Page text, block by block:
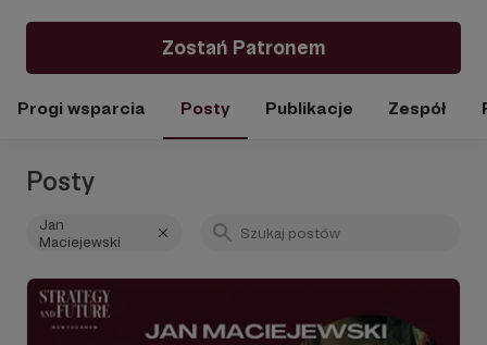
Zostań Patronem
Progi wsparcia Posty Publikacje Zespół
Posty
Jan
Maciejewski